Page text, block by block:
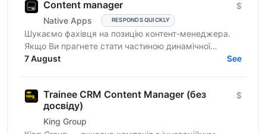
Content manager
Native Apps RESPONDS QUICKLY
$
Шукаємо фахівця на позицію контент-менеджера.
Якщо Ви прагнете стати частиною динамічної
команди українського ліцензійного бренду онлайн-
7 August See
Trainee CRM Content Manager (без
досвіду)
King Group
$